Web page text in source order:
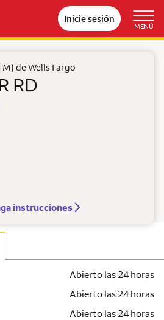
Inicie sesión
MENÚ
de Wells Fargo
RD
instrucciones
Abierto las 24 horas
Abierto las 24 horas
Abierto las 24 horas